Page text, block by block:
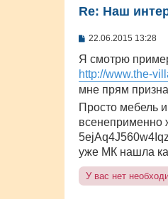
Re: Наш
С
о
щ
е
и
22.06.2015 13:28
Я смотрю
http://www.the-
мне прям
Просто мебель
всенеприменно
уже МК нашла
У вас нет